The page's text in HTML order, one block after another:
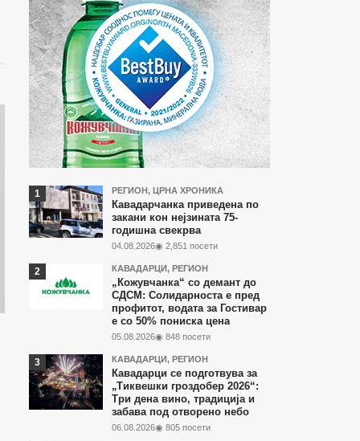
Најчитани
во
последните
7
дена
РЕГИОН, ЦРНА ХРОНИКА
Кавадарчанка приведена по
закани кон нејзината 75-
годишна свекрва
04.08.2026◉ 2,851 посети
КАВАДАРЦИ, РЕГИОН
„Кожувчанка“ со демант до
СДСМ: Солидарноста е пред
профитот, водата за Гостивар
е со 50% пониска цена
05.08.2026◉ 848 посети
КАВАДАРЦИ, РЕГИОН
Кавадарци се подготвува за
„Тиквешки гроздобер 2026“:
Три дена вино, традиција и
забава под отворено небо
06.08.2026◉ 805 посети